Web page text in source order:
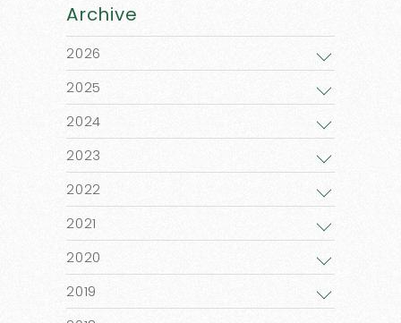
Archive
2026
2025
2024
2023
2022
2021
2020
2019